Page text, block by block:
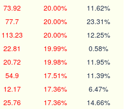
73.92 20.00% 11.62%
77.7 20.00% 23.31%
113.23 20.00% 12.25%
22.81 19.99% 0.58%
20.72 19.98% 11.95%
54.9 17.51% 11.39%
12.17 17.36% 6.47%
25.76 17.36% 14.66%